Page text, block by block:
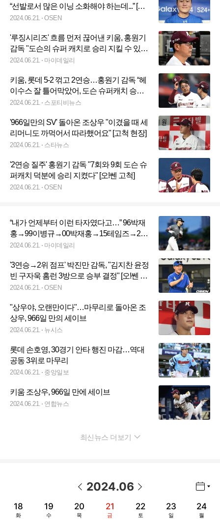
“선발로서 많은 이닝 소화해야 하는데...” [오!
쎈 대구]
2024.06.21. OSEN
'루징시리즈' 흐름 먼저 끊어낸 키움, 홍원기
감독 "도슨의 슈퍼 캐치로 승리 지킬 수 있었
다" [MD고척]
2024.06.21. 마이데일리
키움, 롯데 5-2 꺾고 2연승…홍원기 감독 “헤
이수스 잘 틀어막았어, 도슨 슈퍼캐치 승리
지켰어”
2024.06.21. 스포티비뉴스
'966일만의 SV' 돌아온 조상우 "이겼을 때 세
리머니도 까먹어서 따라했어요" [고척 현장]
2024.06.21. 스타뉴스
'2연승 질주' 홍원기 감독 "7회와 9회 도슨 슈
퍼캐치 덕분에 승리 지켰다" [오!쎈 고척]
2024.06.21. OSEN
“내가 언제부터 이런 타자였다고…” 96박재
홍→99이병규→00박재홍→15테임즈→24
김도영? 고지가 눈 앞[MD광주]
2024.06.21. 마이데일리
'3연승→2위 점프' 박진만 감독, "김지찬 윤정
빈 구자욱 홈런 3방으로 승부 결정" [오!쎈 대
구]
2024.06.21. OSEN
"상우야, 오랜만이다"…마무리로 돌아온 조
상우, 966일 만의 세이브
2024.06.21. 뉴시스
롯데 손호영, 30경기 안타 행진 마감…역대
공동 3위로 마무리
2024.06.21. 중앙일보
키움 조상우, 966일 만에 세이브
2024.06.21. 연합뉴스
최신뉴스 더보기
2024.06
18
화
19
수
20
목
21
금
22
토
23
일
24
월